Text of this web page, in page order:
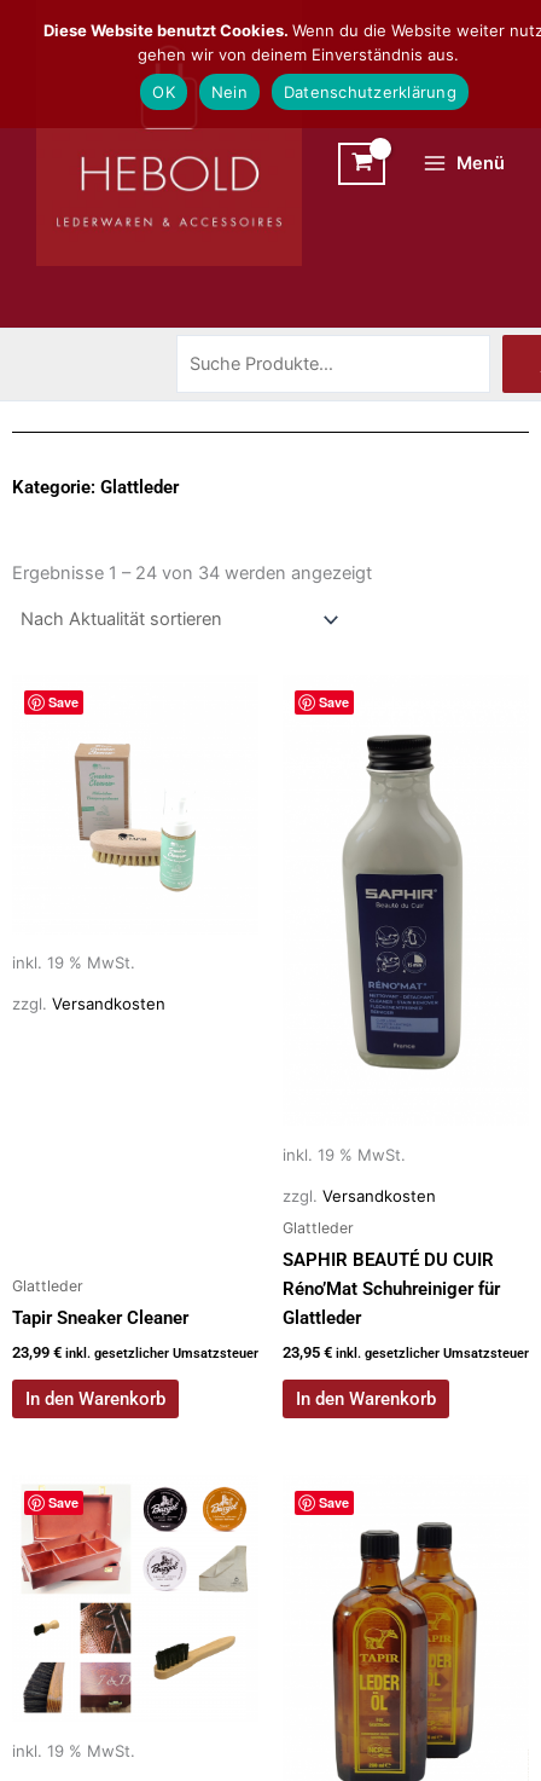
Inhalt
Menü
Kategorie: Glattleder
Ergebnisse 1 – 24 von 34 werden angezeigtAktualität
Save
inkl. 19 % MwSt.
zzgl. Versandkosten
Glattleder
Tapir Sneaker Cleaner
23,99 € inkl. gesetzlicher Umsatzsteuer
In den Warenkorb
Save
inkl. 19 % MwSt.
zzgl. Versandkosten
Glattleder
SAPHIR BEAUTÉ DU CUIR
Réno’Mat Schuhreiniger für
Glattleder
23,95 € inkl. gesetzlicher Umsatzsteuer
In den Warenkorb
Save
inkl. 19 % MwSt.
Save
Diese Website benutzt Cookies. Wenn du die Website weiter
gehen wir von deinem Einverständnis aus.
OK
Nein Datenschutzerklärung